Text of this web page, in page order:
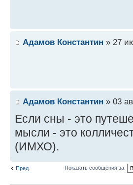
Адамов Константин » 27
Адамов Константин » 03
Если сны - это
мысли - это
(ИМХО).
Пред. Показать сообщения за: